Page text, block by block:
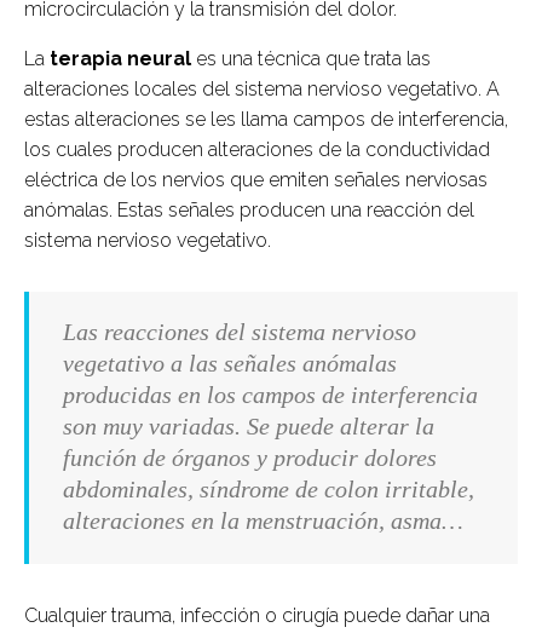
microcirculación y la transmisión del dolor.
La terapia neural es una técnica que trata las
alteraciones locales del sistema nervioso vegetativo. A
estas alteraciones se les llama campos de interferencia,
los cuales producen alteraciones de la conductividad
eléctrica de los nervios que emiten señales nerviosas
anómalas. Estas señales producen una reacción del
sistema nervioso vegetativo.
Las reacciones del sistema nervioso
vegetativo a las señales anómalas
producidas en los campos de interferencia
son muy variadas. Se puede alterar la
función de órganos y producir dolores
abdominales, síndrome de colon irritable,
alteraciones en la menstruación, asma…
Cualquier trauma, infección o cirugía puede dañar una